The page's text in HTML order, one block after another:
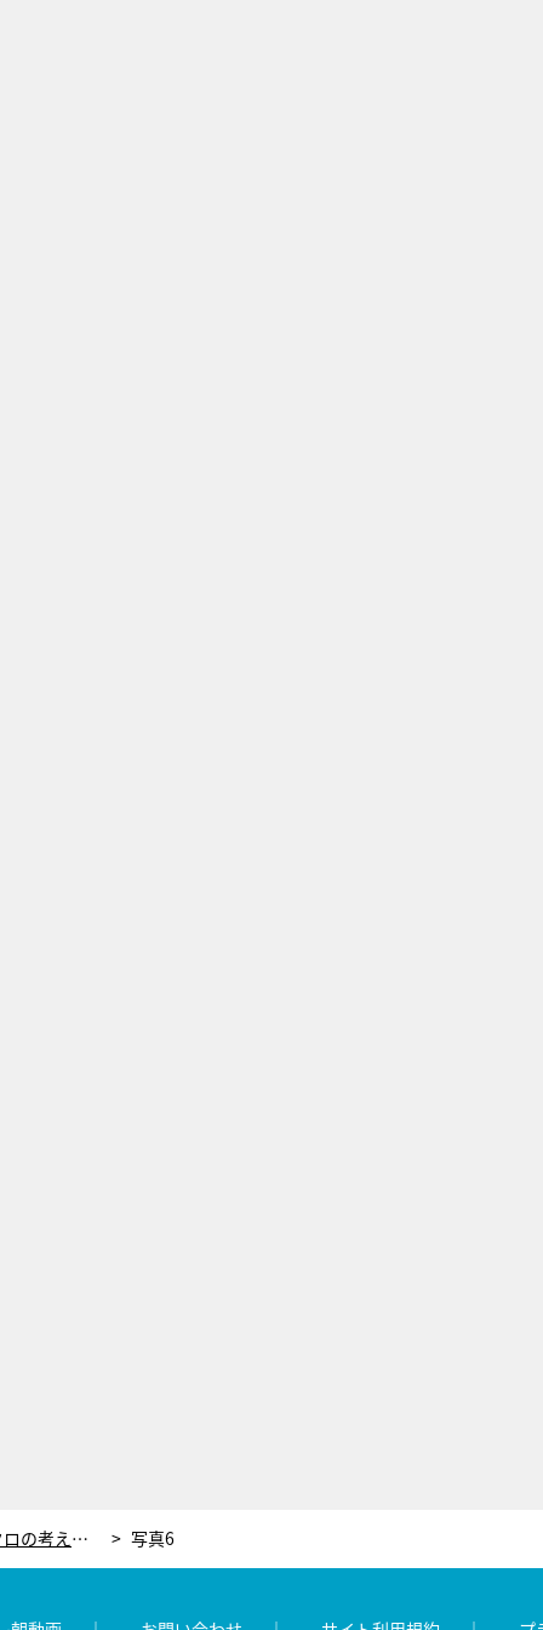
「クオリティがすごいわ！」ももクロの考える“なぞなぞ”に東京ホテイソン・ショーゴが舌を巻く！ 写真6